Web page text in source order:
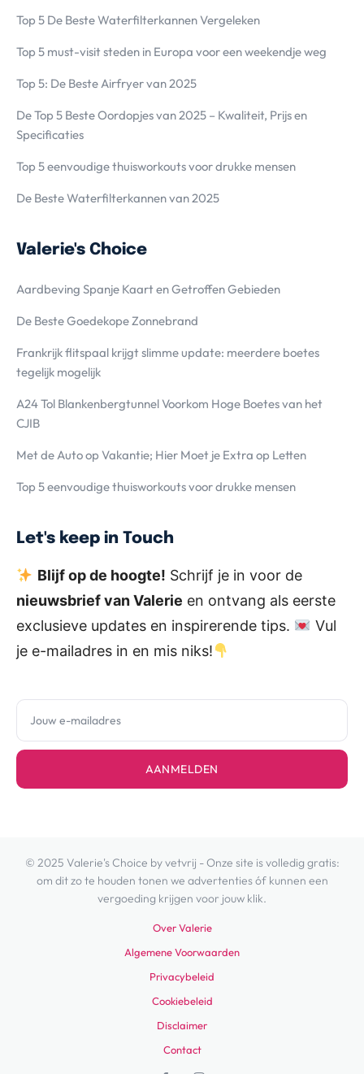
Top 5 De Beste Waterfilterkannen Vergeleken
Top 5 must-visit steden in Europa voor een weekendje weg
Top 5: De Beste Airfryer van 2025
De Top 5 Beste Oordopjes van 2025 – Kwaliteit, Prijs en
Specificaties
Top 5 eenvoudige thuisworkouts voor drukke mensen
De Beste Waterfilterkannen van 2025
Valerie's Choice
Aardbeving Spanje Kaart en Getroffen Gebieden
De Beste Goedekope Zonnebrand
Frankrijk flitspaal krijgt slimme update: meerdere boetes
tegelijk mogelijk
A24 Tol Blankenbergtunnel Voorkom Hoge Boetes van het
CJIB
Met de Auto op Vakantie; Hier Moet je Extra op Letten
Top 5 eenvoudige thuisworkouts voor drukke mensen
Let's keep in Touch
Blijf op de hoogte! Schrijf je in voor de
nieuwsbrief van Valerie en ontvang als eerste
exclusieve updates en inspirerende tips.
Vul
je e-mailadres in en mis niks!
AANMELDEN
© 2025 Valerie's Choice by vetvrij - Onze site is volledig gratis:
om dit zo te houden tonen we advertenties óf kunnen een
vergoeding krijgen voor jouw klik.
Over Valerie
Algemene Voorwaarden
Privacybeleid
Cookiebeleid
Disclaimer
Contact